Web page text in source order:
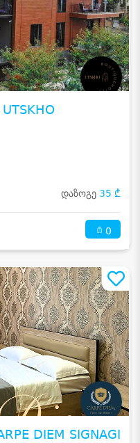
დაზოგე 35 ₾
0
DIEM SIGNAGI